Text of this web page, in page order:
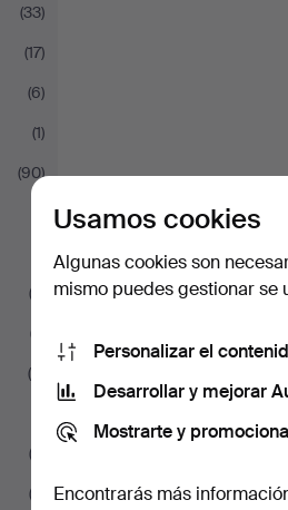
(33)
(17)
(6)
(1)
(90)
(2)
(7)
(4)
(2)
(2)
Usamos cookies
Algunas cookies son
mismo puedes gestionar se
Personalizar el
Desarrollar y mejorar
Mostrarte y
Encontrarás más